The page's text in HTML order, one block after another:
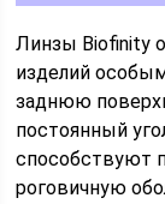
Линзы Biofinity
изделий
заднюю
постоянный
способствуют
роговичную